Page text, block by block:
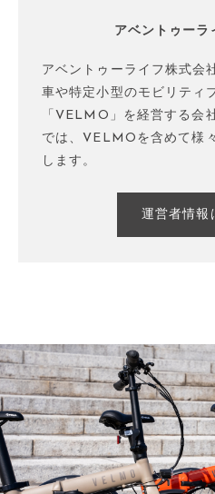
アベントゥーラ
アベントゥーライフ株式会
車や特定小型のモビリティ
「VELMO」を経営する会
では、VELMOを含めて様
します。
運営者情報